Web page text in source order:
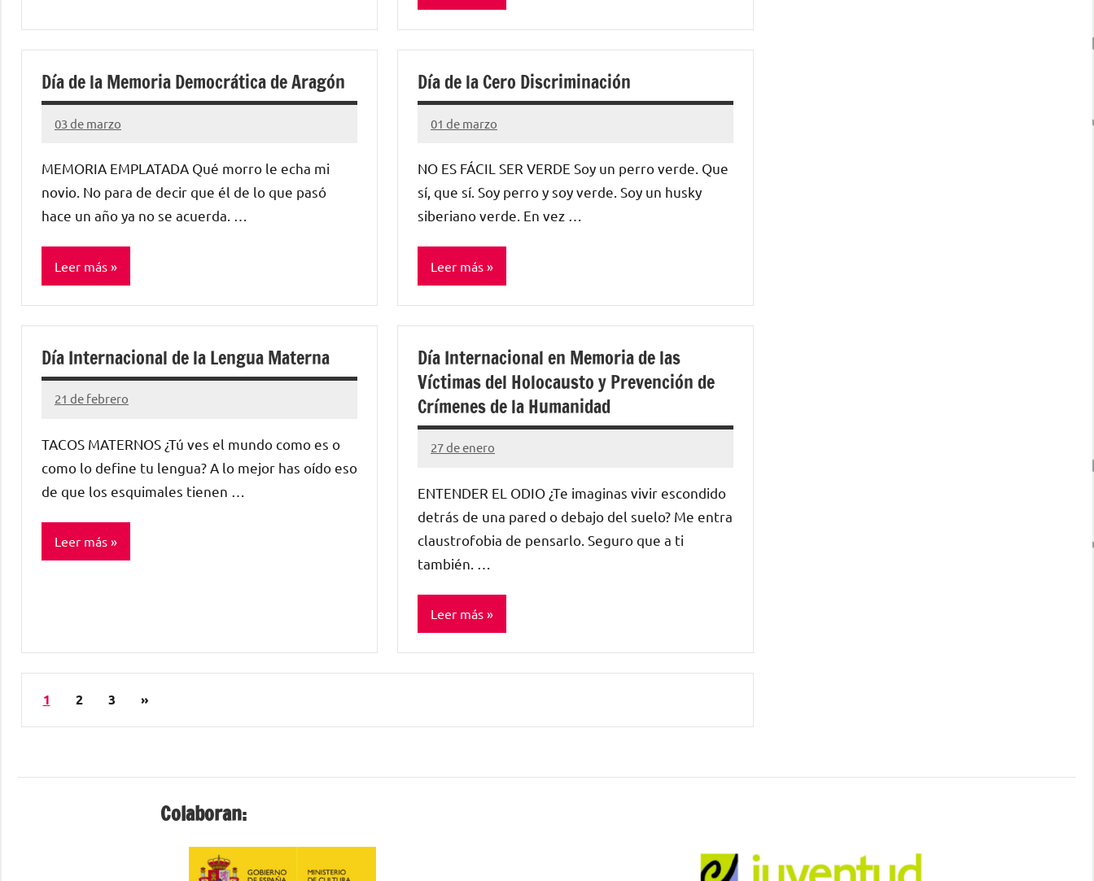
Día de la Memoria Democrática de Aragón
03 de marzo
Santiago
Subirá
MEMORIA EMPLATADA Qué morro le echa mi
novio. No para de decir que él de lo que pasó
hace un año ya no se acuerda. …
Leer más
Día de la Cero Discriminación
01 de marzo
Santiago
Subirá
NO ES FÁCIL SER VERDE Soy un perro verde. Que
sí, que sí. Soy perro y soy verde. Soy un husky
siberiano verde. En vez …
Leer más
Día Internacional de la Lengua Materna
21 de febrero
Santiago
Subirá
TACOS MATERNOS ¿Tú ves el mundo como es o
como lo define tu lengua? A lo mejor has oído eso
de que los esquimales tienen …
Leer más
Día Internacional en Memoria de las
Víctimas del Holocausto y Prevención de
Crímenes de la Humanidad
27 de enero
Santiago
Subirá
ENTENDER EL ODIO ¿Te imaginas vivir escondido
detrás de una pared o debajo del suelo? Me entra
claustrofobia de pensarlo. Seguro que a ti
también. …
Leer más
Paginación
de
1 2 3
Siguientes
»
Colaboran: